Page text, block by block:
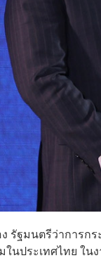
รัฐมนตรีว่าการก
ประเทศไทย ในง